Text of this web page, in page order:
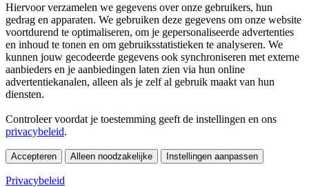
Hiervoor verzamelen we gegevens over onze gebruikers, hun
gedrag en apparaten. We gebruiken deze gegevens om onze website
voortdurend te optimaliseren, om je gepersonaliseerde advertenties
en inhoud te tonen en om gebruiksstatistieken te analyseren. We
kunnen jouw gecodeerde gegevens ook synchroniseren met externe
aanbieders en je aanbiedingen laten zien via hun online
advertentiekanalen, alleen als je zelf al gebruik maakt van hun
diensten.
Controleer voordat je toestemming geeft de instellingen en ons
privacybeleid.
Accepteren Alleen noodzakelijke Instellingen aanpassen
Privacybeleid